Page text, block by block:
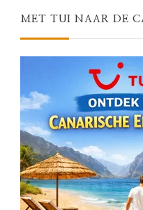
MET TUI NAAR DE